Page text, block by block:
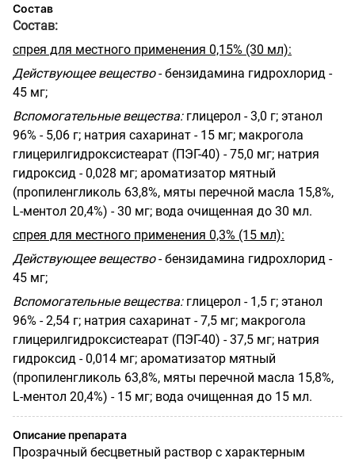
Состав
Состав:
спрея для местного применения 0,15% (30 мл):
Действующее вещество- бензидамина гидрохлорид -
45 мг;
Вспомогательные вещества:глицерол - 3,0 г; этанол
96% - 5,06 г; натрия сахаринат - 15 мг; макрогола
глицерилгидроксистеарат (ПЭГ-40) - 75,0 мг; натрия
гидроксид - 0,028 мг; ароматизатор мятный
(пропиленгликоль 63,8%, мяты перечной масла 15,8%,
L-ментол 20,4%) - 30 мг; вода очищенная до 30 мл.
спрея для местного применения 0,3% (15 мл):
Действующее вещество- бензидамина гидрохлорид -
45 мг;
Вспомогательные вещества:глицерол - 1,5 г; этанол
96% - 2,54 г; натрия сахаринат - 7,5 мг; макрогола
глицерилгидроксистеарат (ПЭГ-40) - 37,5 мг; натрия
гидроксид - 0,014 мг; ароматизатор мятный
(пропиленгликоль 63,8%, мяты перечной масла 15,8%,
L-ментол 20,4%) - 15 мг; вода очищенная до 15 мл.
Описание препарата
Прозрачный бесцветный раствор с характерным